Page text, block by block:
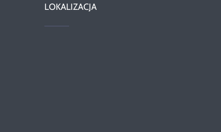
LOKALIZACJA